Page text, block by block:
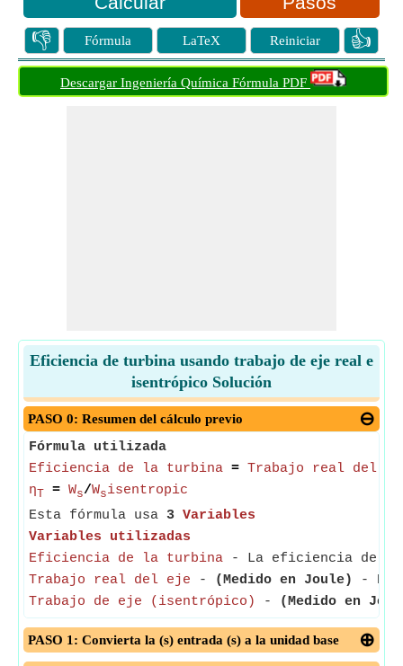
👎 Fórmula LaTeX Reiniciar 👍
Descargar Ingeniería Química Fórmula PDF
Eficiencia de turbina usando trabajo de eje real e
isentrópico Solución
PASO 0: Resumen del cálculo previo
Fórmula utilizada
Eficiencia de la turbina = Trabajo real del
η T = Ws/Wsisentropic
Esta fórmula usa 3 Variables
Variables utilizadas
Eficiencia de la turbina - La eficiencia de la
Trabajo real del eje - (Medido en Joule)
- El
Trabajo de eje (isentrópico)
- (Medido en
PASO 1: Convierta la (s) entrada (s) a la unidad base